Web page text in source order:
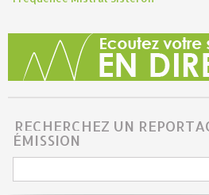
RECHERCHEZ UN
ÉMISSION